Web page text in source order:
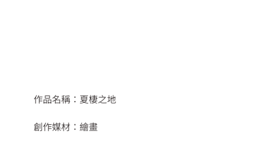
作品名稱：夏棲之地
創作媒材：繪畫